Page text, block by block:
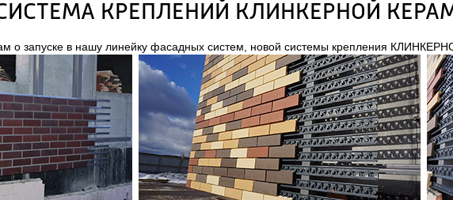
КРЕПЛЕНИЙ КЛИНКЕРНОЙ
о запуске в нашу линейку фасадных систем, новой системы крепления